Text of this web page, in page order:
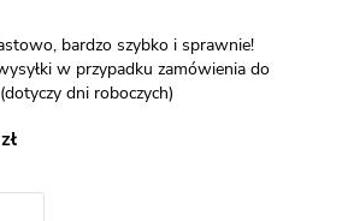
bardzo szybko i sprawnie!
w przypadku zamówienia do
dni roboczych)